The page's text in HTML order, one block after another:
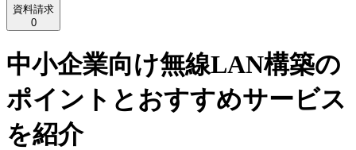
資料請求
0
中小企業向け無線LAN構築の
ポイントとおすすめサービス
を紹介